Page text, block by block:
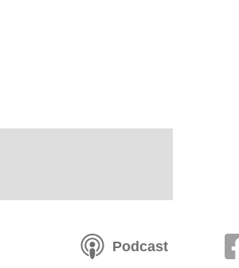
Podcast